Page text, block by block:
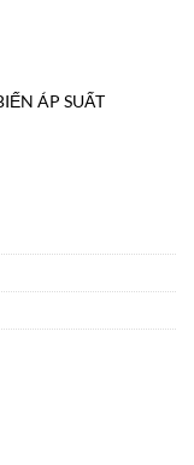
ÁP SUẤT